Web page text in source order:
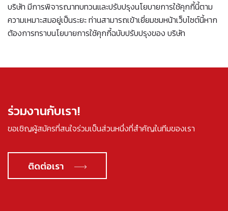
บริษัท มีการพิจารณาทบทวนและปรับปรุงนโยบายการใช้คุกกี้นี้ตาม
ความเหมาะสมอยู่เป็นระยะ ท่านสามารถเข้าเยี่ยมชมหน้าเว็บไซต์นี้หาก
ต้องการทราบนโยบายการใช้คุกกี้ฉบับปรับปรุงของ บริษัท
ร่วมงานกับเรา!
ขอเชิญผู้สมัครที่สนใจร่วมเป็นส่วนหนึ่งที่สำคัญในทีมของเรา
ติดต่อเรา